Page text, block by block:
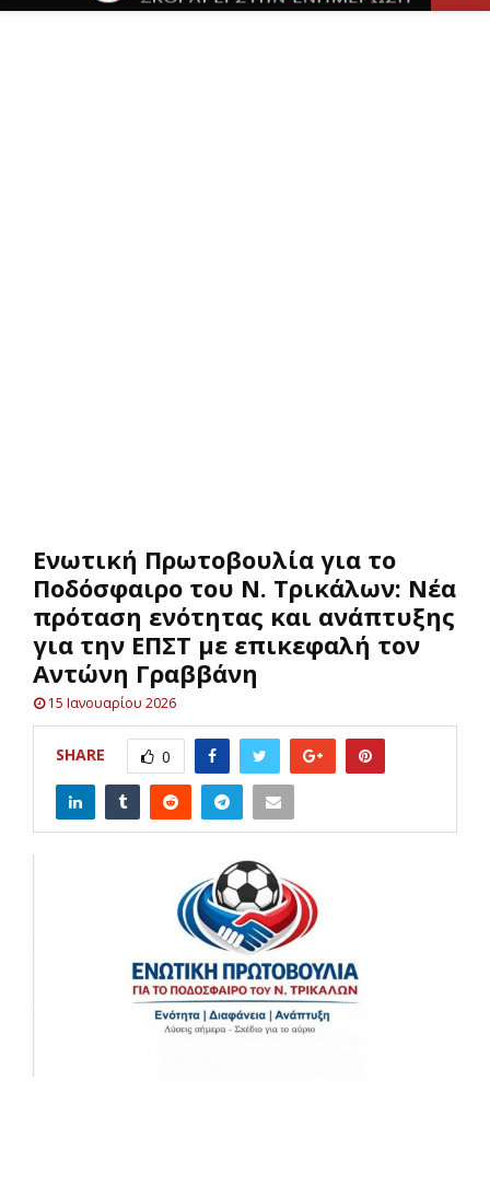
UΕνωτική Πρωτοβουλία για το
Ποδόσφαιρο του Ν. Τρικάλων: Νέα
πρόταση ενότητας και ανάπτυξης
για την ΕΠΣΤ με επικεφαλή τον
Αντώνη Γραββάνη
15 Ιανουαρίου 2026
SHARE 0